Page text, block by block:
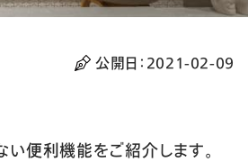
公開日： 2021-02-09
便利機能をご紹介します。